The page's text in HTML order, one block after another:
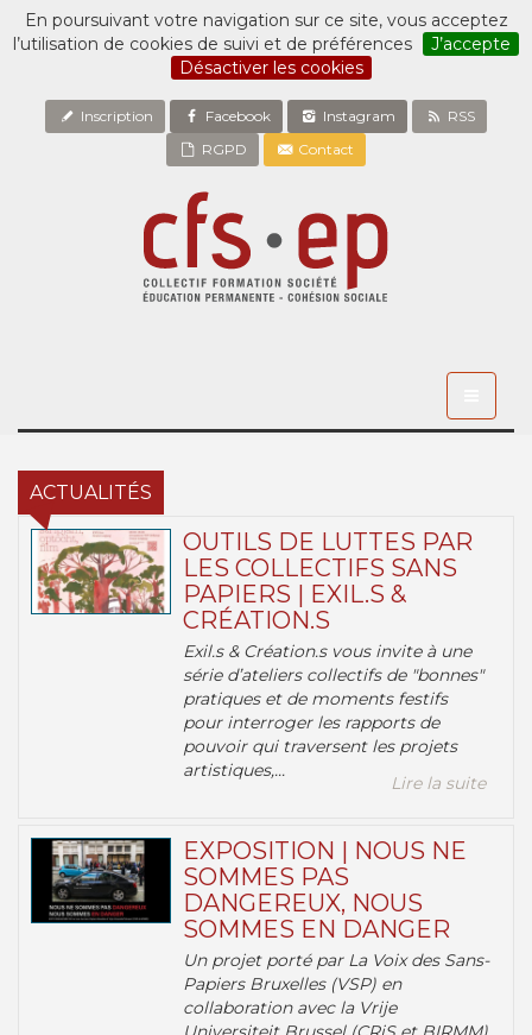
En poursuivant votre navigation sur ce site, vous acceptez
l’utilisation de cookies de suivi et de préférences
J’accepte
Désactiver les cookies
Inscription Facebook Instagram
RSS
RGPD
Contact
ACTUALITÉS
OUTILS DE LUTTES PAR
LES COLLECTIFS SANS
PAPIERS | EXIL.S &
CRÉATION.S
Exil.s & Création.s vous invite à une
série d’ateliers collectifs de "bonnes"
pratiques et de moments festifs
pour interroger les rapports de
pouvoir qui traversent les projets
artistiques,...
Lire la suite
EXPOSITION | NOUS NE
SOMMES PAS
DANGEREUX, NOUS
SOMMES EN DANGER
Un projet porté par La Voix des Sans-
Papiers Bruxelles (VSP) en
collaboration avec la Vrije